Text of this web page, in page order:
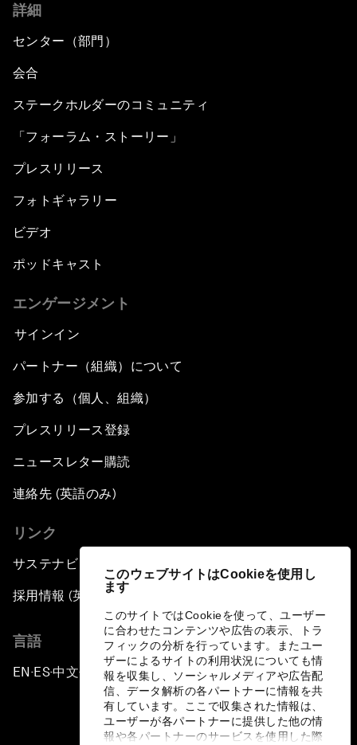
このウェブサイトはCookieを使用し
ます
このサイトではCookieを使って、ユーザー
に合わせたコンテンツや広告の表示、トラ
フィックの分析を行っています。またユー
ザーによるサイトの利用状況についても情
報を収集し、ソーシャルメディアや広告配
信、データ解析の各パートナーに情報を共
有しています。ここで収集された情報は、
ユーザーが各パートナーに提供した他の情
報や各パートナーのサービスを使用した際
詳細
センター（部門）
会合
ステークホルダーのコミュニティ
「フォーラム・ストーリー」
プレスリリース
フォトギャラリー
ビデオ
ポッドキャスト
エンゲージメント
サインイン
パートナー（組織）について
参加する（個人、組織）
プレスリリース登録
ニュースレター購読
連絡先 (英語のみ)
リンク
サステナビリティへの取り組み
採用情報 (英語のみ)
言語
EN ▪ES▪中文▪ 日本語